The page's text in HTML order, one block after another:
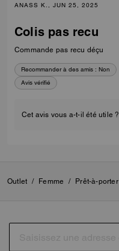
ANASS K., JUN 25, 2025
Colis pas recu
Commande pas recu déçu
Recommander à des amis : Non
Avis vérifié
Cet avis vous a-t-il été utile ?
Outlet / Femme / Prêt-à-porter